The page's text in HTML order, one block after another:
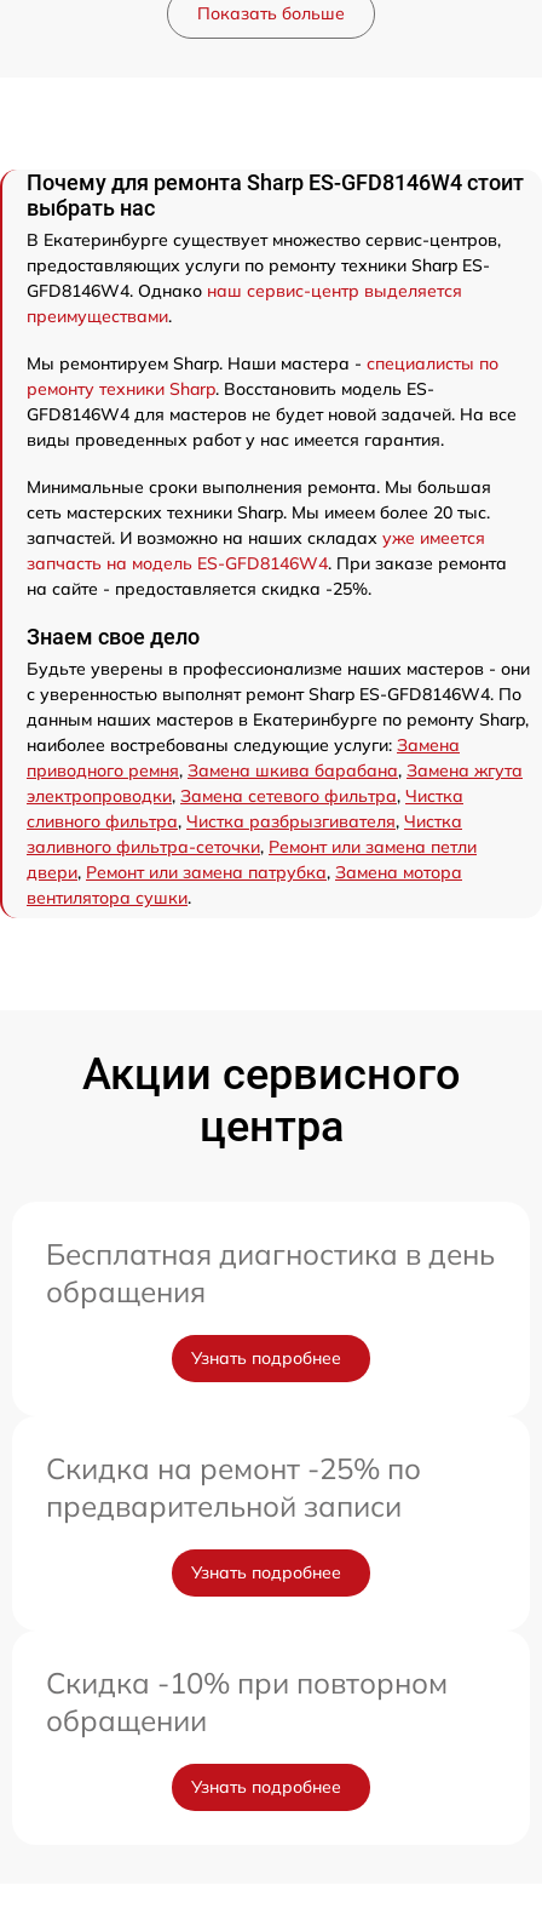
Показать больше
Почему для ремонта Sharp ES-GFD8146W4 стоит
выбрать нас
В Екатеринбурге существует множество сервис-центров,
предоставляющих услуги по ремонту техники Sharp ES-
GFD8146W4. Однако наш сервис-центр выделяется
преимуществами.
Мы ремонтируем Sharp. Наши мастера - специалисты по
ремонту техники Sharp. Восстановить модель ES-
GFD8146W4 для мастеров не будет новой задачей. На все
виды проведенных работ у нас имеется гарантия.
Минимальные сроки выполнения ремонта. Мы большая
сеть мастерских техники Sharp. Мы имеем более 20 тыс.
запчастей. И возможно на наших складах уже имеется
запчасть на модель ES-GFD8146W4. При заказе ремонта
на сайте - предоставляется скидка -25%.
Знаем свое дело
Будьте уверены в профессионализме наших мастеров - они
с уверенностью выполнят ремонт Sharp ES-GFD8146W4. По
данным наших мастеров в Екатеринбурге по ремонту Sharp,
наиболее востребованы следующие услуги: Замена
приводного ремня, Замена шкива барабана, Замена жгута
электропроводки, Замена сетевого фильтра, Чистка
сливного фильтра, Чистка разбрызгивателя, Чистка
заливного фильтра-сеточки, Ремонт или замена петли
двери, Ремонт или замена патрубка, Замена мотора
вентилятора сушки.
Акции сервисного
центра
Бесплатная диагностика в день
обращения
Узнать подробнее
Скидка на ремонт -25% по
предварительной записи
Узнать подробнее
Скидка -10% при повторном
обращении
Узнать подробнее